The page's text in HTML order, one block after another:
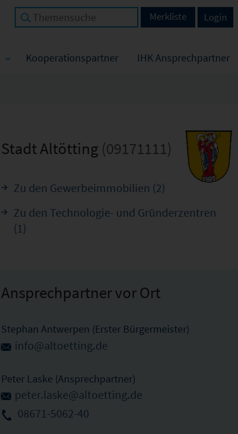
Kooperationspartner IHK Ansprechpartner
Login
Merkliste
Stadt Altötting (09171111)
Zu den Gewerbeimmobilien (2)
Zu den Technologie- und Gründerzentren
(1)
Ansprechpartner vor Ort
Stephan Antwerpen (Erster Bürgermeister)
info@altoetting.de
Peter Laske (Ansprechpartner)
peter.laske@altoetting.de
08671-5062-40